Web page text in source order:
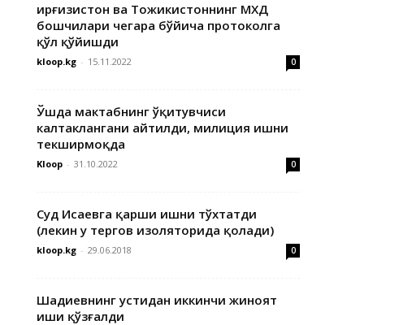
Қирғизистон ва Тожикистоннинг МХДҚ
бошчилари чегара бўйича протоколга
қўл қўйишди
kloop.kg - 15.11.2022 0
Ўшда мактабнинг ўқитувчиси
калтаклангани айтилди, милиция ишни
текширмоқда
Kloop - 31.10.2022 0
Суд Исаевга қарши ишни тўхтатди
(лекин у тергов изоляторида қолади)
kloop.kg - 29.06.2018 0
Шадиевнинг устидан иккинчи жиноят
иши қўзғалди